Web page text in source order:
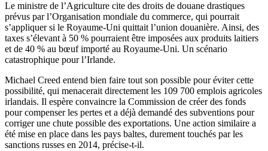
Le ministre de l’Agriculture cite des droits de douane drastiques
prévus par l’Organisation mondiale du commerce, qui pourrait
s’appliquer si le Royaume-Uni quittait l’union douanière. Ainsi, des
taxes s’élevant à 50 % pourraient être imposées aux produits laitiers
et de 40 % au bœuf importé au Royaume-Uni. Un scénario
catastrophique pour l’Irlande.
Michael Creed entend bien faire tout son possible pour éviter cette
possibilité, qui menacerait directement les 109 700 emplois agricoles
irlandais. Il espère convaincre la Commission de créer des fonds
pour compenser les pertes et a déjà demandé des subventions pour
corriger une chute possible des exportations. Une action similaire a
été mise en place dans les pays baltes, durement touchés par les
sanctions russes en 2014, précise-t-il.